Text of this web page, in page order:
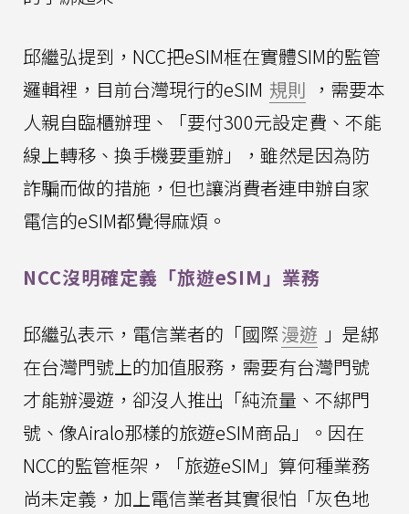
邱繼弘提到，NCC把eSIM框在實體SIM的監管
邏輯裡，目前台灣現行的eSIM 規則 ，需要本
人親自臨櫃辦理、「要付300元設定費、不能
線上轉移、換手機要重辦」，雖然是因為防
詐騙而做的措施，但也讓消費者連申辦自家
電信的eSIM都覺得麻煩。
NCC沒明確定義「旅遊eSIM」業務
邱繼弘表示，電信業者的「國際漫遊 」是綁
在台灣門號上的加值服務，需要有台灣門號
才能辦漫遊，卻沒人推出「純流量、不綁門
號、像Airalo那樣的旅遊eSIM商品」。因在
NCC的監管框架，「旅遊eSIM」算何種業務
尚未定義，加上電信業者其實很怕「灰色地